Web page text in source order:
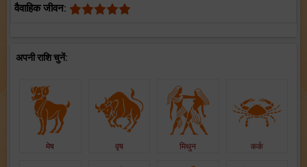
वैवाहिक जीवन:
अपनी राशि चुनें:
मेष वृष मिथुन कर्क